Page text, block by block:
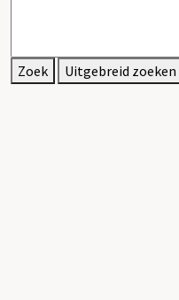
Zoek Uitgebreid zoeken